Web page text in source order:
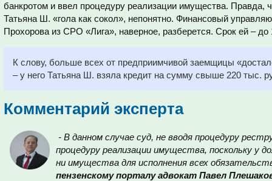
банкротом и ввел процедуру реализации имущества. Правда,
Татьяна Ш. «гола как сокол», непонятно. Финансовый
Прохорова из СРО «Лига», наверное, разберется. Срок ей – до
К слову, больше всех от предприимчивой заемщицы
– у него Татьяна Ш. взяла кредит на сумму свыше 220 тыс.
Комментарий эксперта
- В данном случае суд, не вводя процедуру
процедуру реализации имущества, поскольку у
ни имущества для исполнения всех
пензенскому порталу адвокат Павел